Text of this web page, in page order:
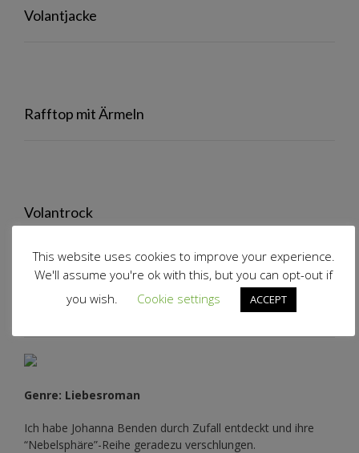
Volantjacke
Rafftop mit Ärmeln
Volantrock
Auf meinem Ebookreader…
Genre: Liebesroman
Ich habe Johanna Benden durch Zufall entdeckt und ihre
“Nebelsphäre”-Reihe geradezu verschlungen.
This website uses cookies to improve your experience.
We'll assume you're ok with this, but you can opt-out if
you wish.
Cookie settings ACCEPT